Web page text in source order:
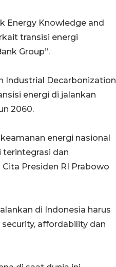
Energy Knowledge and
transisi energi
Group”.
Industrial Decarbonization
energi di jalankan
2060.
energi nasional
terintegrasi dan
Presiden RI Prabowo
di Indonesia harus
affordability dan